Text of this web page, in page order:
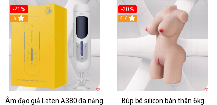
-21%
5
Âm đạo giả Leten A380 đa năng
-20%
4.7
Búp bê silicon bán thân 6kg